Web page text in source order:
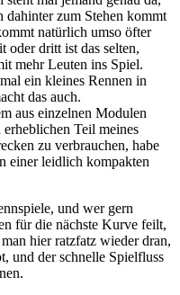
dahinter zum Stehen kommt
natürlich umso öfter
oder dritt ist das selten,
mehr Leuten ins Spiel.
ein kleines Rennen in
das auch.
aus einzelnen Modulen
Teil meines
zu verbrauchen, habe
einer leidlich kompakten
und wer gern
für die nächste Kurve feilt,
hier ratzfatz wieder dran,
und der schnelle Spielfluss